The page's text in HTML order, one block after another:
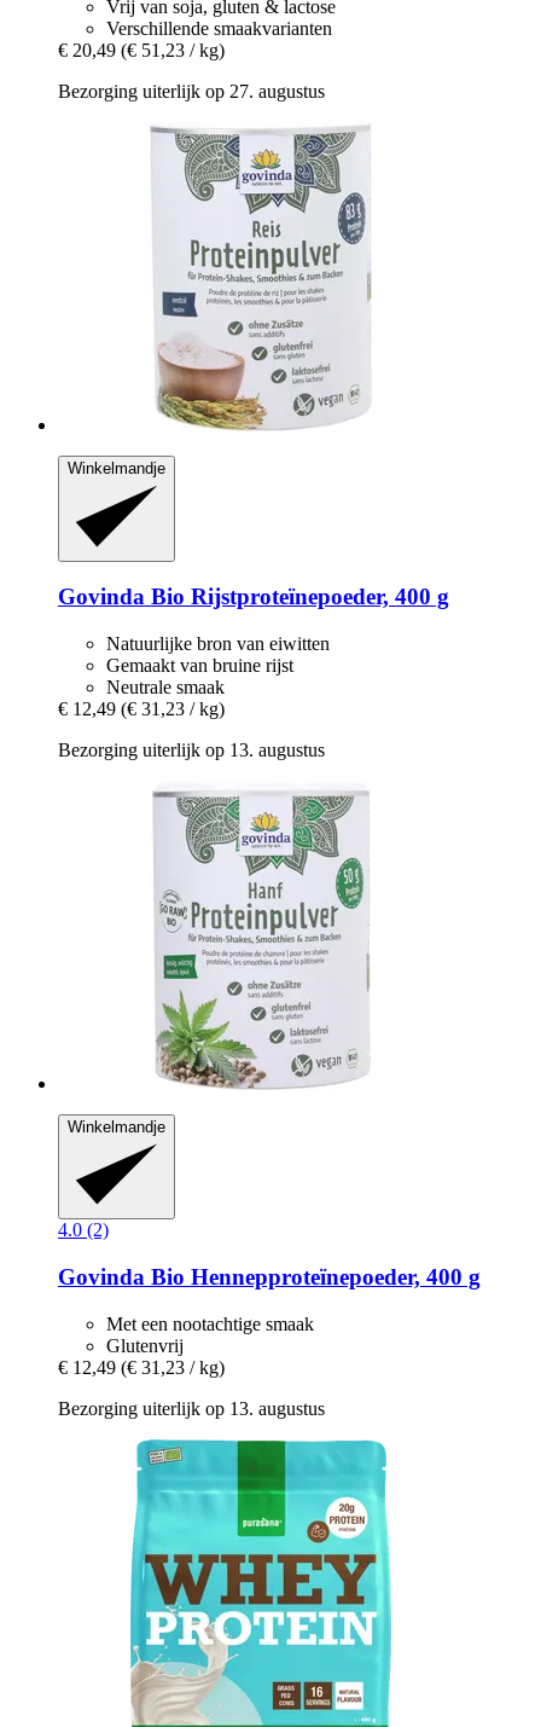
Vrij van soja, gluten & lactose
Verschillende smaakvarianten
€ 20,49 (€ 51,23 / kg)
Bezorging uiterlijk op 27. augustus
Winkelmandje
Govinda Bio Rijstproteïnepoeder, 400 g
Natuurlijke bron van eiwitten
Gemaakt van bruine rijst
Neutrale smaak
€ 12,49 (€ 31,23 / kg)
Bezorging uiterlijk op 13. augustus
Winkelmandje
4.0 (2)
Govinda Bio Hennepproteïnepoeder, 400 g
Met een nootachtige smaak
Glutenvrij
€ 12,49 (€ 31,23 / kg)
Bezorging uiterlijk op 13. augustus